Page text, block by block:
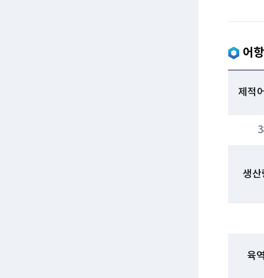
어
제적
생
육